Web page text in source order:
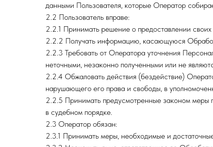
данными Пользователя, которые Оператор
2.2 Пользователь вправе:
2.2.1 Принимать решение о предоставлении
2.2.2 Получать информацию, касающуюся
2.2.3 Требовать от Оператора уточнения
неточными, незаконно полученными или не
2.2.4 Обжаловать действия (бездействие)
нарушающего его права и свободы, в
2.2.5 Принимать предусмотренные законом меры
в судебном порядке.
2.3 Оператор обязан:
2.3.1 Принимать меры, необходимые и